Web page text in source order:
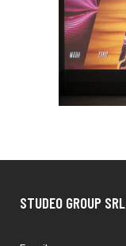
STUDEO GROUP SRL